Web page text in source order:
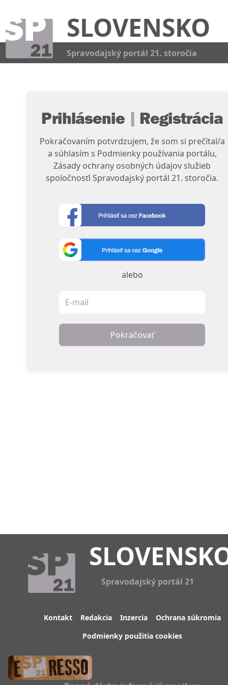
SLOVENSKO
Spravodajský portál 21. storočia
Prihlásenie | Registrácia
Pokračovaním potvrdzujem, že som si prečítal/a
a súhlasím s Podmienky používania portálu,
Zásady ochrany osobných údajov služieb
spoločnosťi Spravodajský portál 21. storočia.
alebo
Pokračovať
Spravodajský portál 21
Kontakt Redakcia Inzercia
Ochrana súkromia
Podmienky použitia cookies